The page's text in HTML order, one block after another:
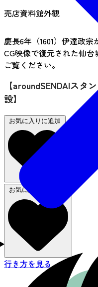
売店資料館外観
慶長6年（1601）伊達政宗
CG映像で復元された仙台
ご覧ください。
【aroundSENDAIスタ
設】
お気に入りに追加
お気に入りから削除
行き方を見る